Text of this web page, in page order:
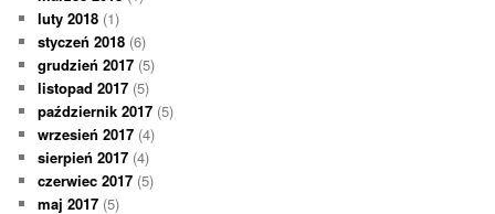
luty 2018 (1)
styczeń 2018 (6)
grudzień 2017 (5)
listopad 2017 (5)
październik 2017 (5)
wrzesień 2017 (4)
sierpień 2017 (4)
czerwiec 2017 (5)
maj 2017 (5)